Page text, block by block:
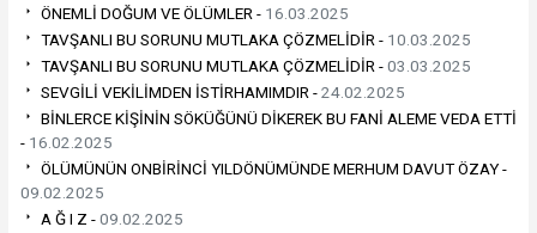
ÖNEMLİ DOĞUM VE ÖLÜMLER - 16.03.2025
TAVŞANLI BU SORUNU MUTLAKA ÇÖZMELİDİR - 10.03.2025
TAVŞANLI BU SORUNU MUTLAKA ÇÖZMELİDİR -03.03.2025
SEVGİLİ VEKİLİMDEN İSTİRHAMIMDIR -24.02.2025
BİNLERCE KİŞİNİN SÖKÜĞÜNÜ DİKEREK BU FANİ ALEME VEDA ETTİ
- 16.02.2025
ÖLÜMÜNÜN ONBİRİNCİ YILDÖNÜMÜNDE MERHUM DAVUT ÖZAY -
09.02.2025
A Ğ I Z -09.02.2025